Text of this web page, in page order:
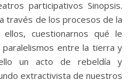
través de los procesos de la
cuestionarnos qué le
entre la tierra y
un acto de rebeldía y
extractivista de nuestros